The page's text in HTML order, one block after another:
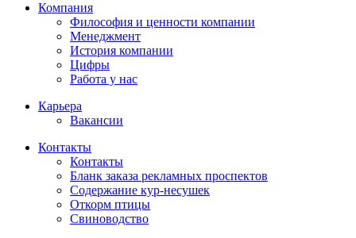
Компания
Философия и ценности компании
Менеджмент
История компании
Цифры
Работа у нас
Карьера
Вакансии
Контакты
Контакты
Бланк заказа рекламных проспектов
Содержание кур-несушек
Откорм птицы
Свиноводство